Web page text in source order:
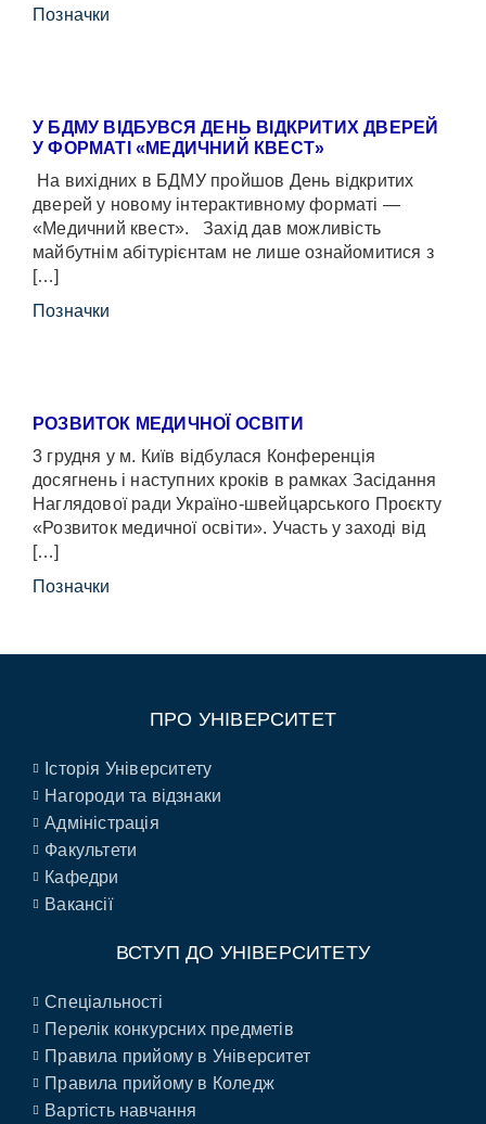
Позначки
У БДМУ ВІДБУВСЯ ДЕНЬ ВІДКРИТИХ ДВЕРЕЙ
У ФОРМАТІ «МЕДИЧНИЙ КВЕСТ»
На вихідних в БДМУ пройшов День відкритих
дверей у новому інтерактивному форматі —
«Медичний квест». Захід дав можливість
майбутнім абітурієнтам не лише ознайомитися з
[…]
Позначки
РОЗВИТОК МЕДИЧНОЇ ОСВІТИ
3 грудня у м. Київ відбулася Конференція
досягнень і наступних кроків в рамках Засідання
Наглядової ради Україно-швейцарського Проєкту
«Розвиток медичної освіти». Участь у заході від
[…]
Позначки
ПРО УНІВЕРСИТЕТ
Історія Університету
Нагороди та відзнаки
Адміністрація
Факультети
Кафедри
Вакансії
ВСТУП ДО УНІВЕРСИТЕТУ
Спеціальності
Перелік конкурсних предметів
Правила прийому в Університет
Правила прийому в Коледж
Вартість навчання